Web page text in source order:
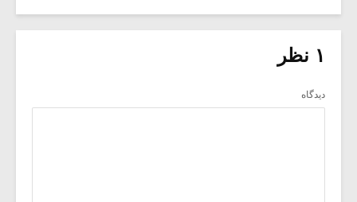
۱ نظر
دیدگاه